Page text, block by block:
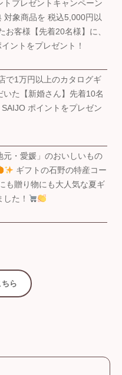
トプレゼントキャンペーン
対象商品を 税込5,000円以
お客様【先着20名様】に、
ントをプレゼント！
で1万円以上のカタログギ
いた【新婚さん】先着10名
ポイントをプレゼン
元・愛媛」のおいしいもの
ギフトの石野の特産コー
も贈り物にも大人気な夏ギ
た！
ら